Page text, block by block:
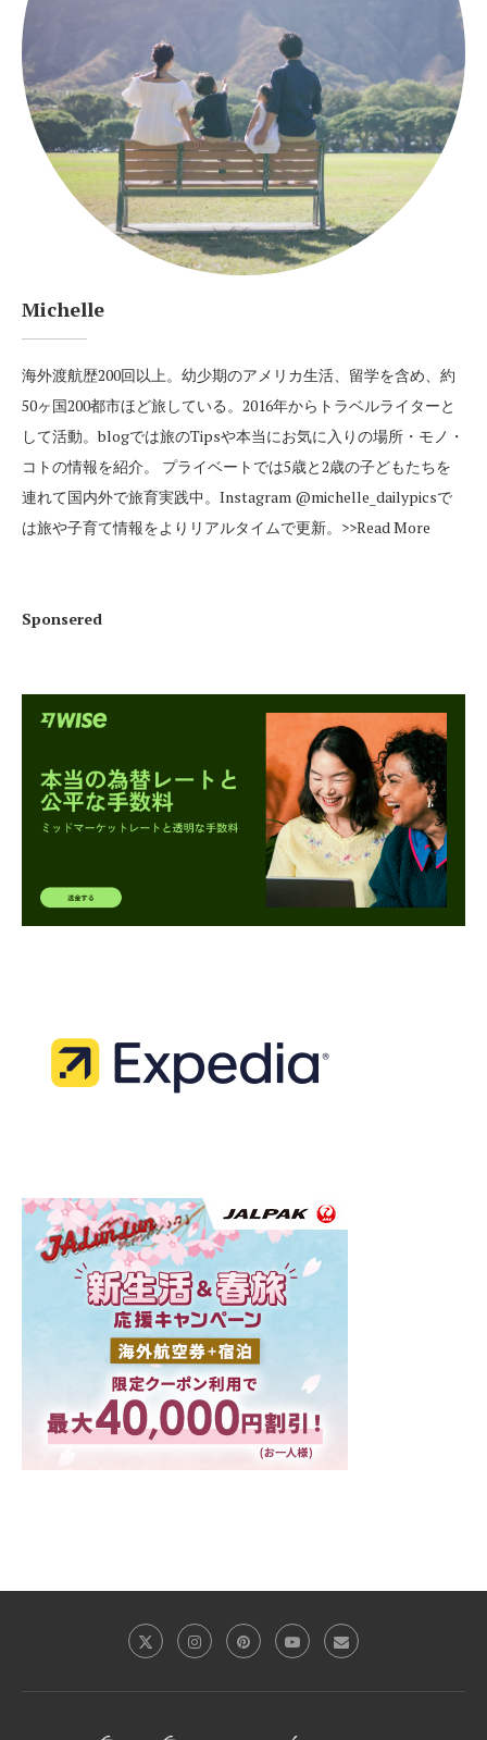
Michelle
海外渡航歴200回以上。幼少期のアメリカ生活、留学を含め、約
50ヶ国200都市ほど旅している。2016年からトラベルライターと
して活動。blogでは旅のTipsや本当にお気に入りの場所・モノ・
コトの情報を紹介。 プライベートでは5歳と2歳の子どもたちを
連れて国内外で旅育実践中。Instagram @michelle_dailypicsで
は旅や子育て情報をよりリアルタイムで更新。 >>Read More
Sponsered